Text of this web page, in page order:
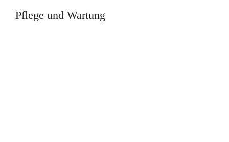
Pflege und Wartung